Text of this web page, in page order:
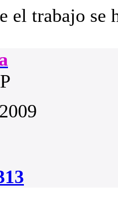
el trabajo se